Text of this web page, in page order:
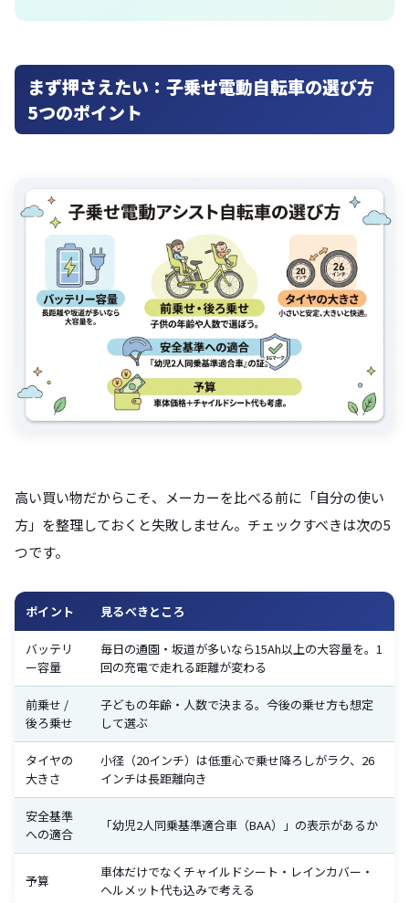
まず押さえたい：子乗せ電動自転車の選び方
5つのポイント
高い買い物だからこそ、メーカーを比べる前に「自分の使い
方」を整理しておくと失敗しません。チェックすべきは次の5
つです。
ポイント 見るべきところ
バッテリ
ー容量
毎日の通園・坂道が多いなら15Ah以上の大容量を。1
回の充電で走れる距離が変わる
前乗せ /
後ろ乗せ
子どもの年齢・人数で決まる。今後の乗せ方も想定
して選ぶ
タイヤの
大きさ
小径（20インチ）は低重心で乗せ降ろしがラク、26
インチは長距離向き
安全基準
への適合
「幼児2人同乗基準適合車（BAA）」の表示があるか
予算
車体だけでなくチャイルドシート・レインカバー・
ヘルメット代も込みで考える